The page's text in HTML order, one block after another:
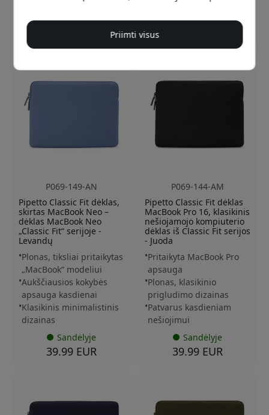
P069-149-AN
Pipetto Classic Fit dėklas,
skirtas MacBook Neo –
dėklas MacBook Neo
„Classic Fit“ serijoje -
Levandų
Plonas, tiksliai pritaikytas
„MacBook“ modeliui
Aukščiausios kokybės
apsauga kasdienai
Klasikinis minimalistinis
dizainas
Sandėlyje
39.99 EUR
P069-144-AM
Pipetto Classic Fit dėklas
MacBook Pro 16, klasikinis
nešiojamojo kompiuterio
dėklas iš Classic Fit serijos
- Juoda
Pritaikyta MacBook Pro
apsauga
Plonas, klasikinio
prigludimo dizainas
Patvarus kasdieniam
nešiojimui
Sandėlyje
39.99 EUR
Priimti visus